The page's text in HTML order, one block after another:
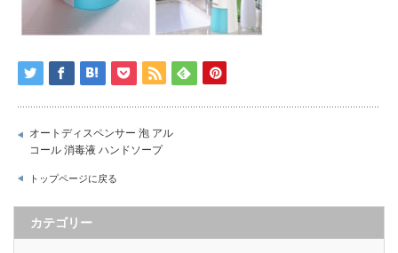
オートディスペンサー 泡 アル
コール 消毒液 ハンドソープ
トップページに戻る
カテゴリー